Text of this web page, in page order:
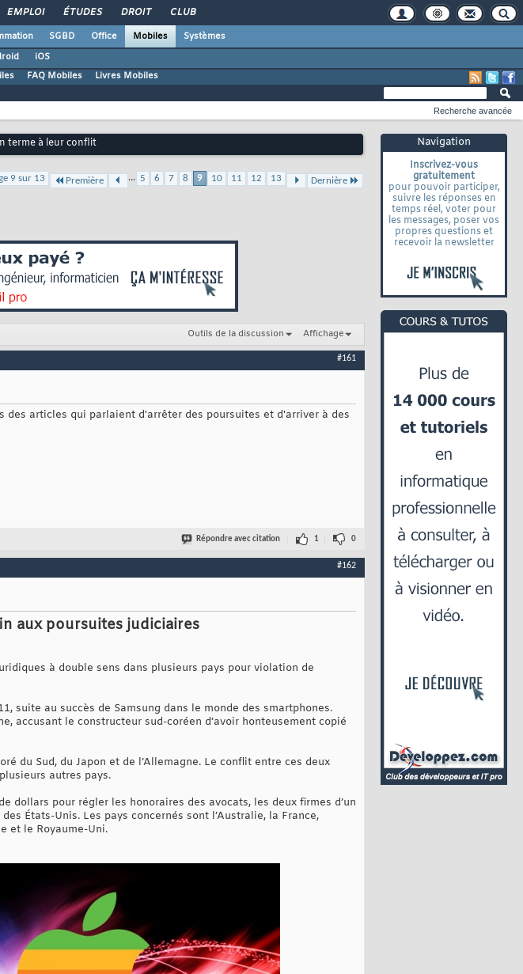
EMPLOI ÉTUDES DROIT CLUB
SGBD Office Mobiles
Systèmes
iOS
FAQ Mobiles Livres Mobiles
Navigation
Inscrivez-vous
gratuitement
pour pouvoir participer,
suivre les réponses en
temps réel, voter pour
les messages, poser vos
propres questions et
recevoir la newsletter
Recherche avancée
terme à leur conflit
9 sur 13 Première ... 5 6 7 8 9 10 11 12 13 Dernière
Outils de la discussion Affichage
#161
articles qui parlaient d'arrêter des poursuites et d'arriver à des
Répondre avec citation 1 0
#162
aux poursuites judiciaires
à double sens dans plusieurs pays pour violation de
suite au succès de Samsung dans le monde des smartphones.
accusant le constructeur sud-coréen d’avoir honteusement copié
du Sud, du Japon et de l’Allemagne. Le conflit entre ces deux
autres pays.
dollars pour régler les honoraires des avocats, les deux firmes d’un
États-Unis. Les pays concernés sont l’Australie, la France,
et le Royaume-Uni.